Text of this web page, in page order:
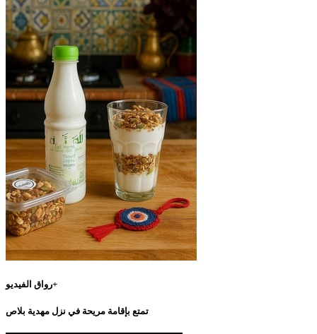
رواق الفيديو+
تمتع بإقامة مريحة في نزل مهدية بلاص